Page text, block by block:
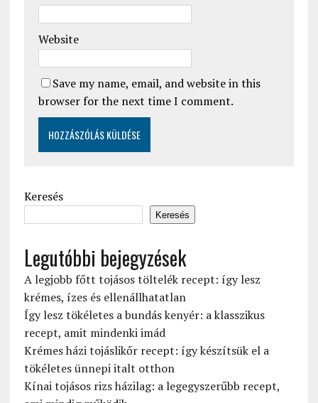
Website
Save my name, email, and website in this
browser for the next time I comment.
Keresés
Keresés
Legutóbbi bejegyzések
A legjobb főtt tojásos töltelék recept: így lesz
krémes, ízes és ellenállhatatlan
Így lesz tökéletes a bundás kenyér: a klasszikus
recept, amit mindenki imád
Krémes házi tojáslikőr recept: így készítsük el a
tökéletes ünnepi italt otthon
Kínai tojásos rizs házilag: a legegyszerűbb recept,